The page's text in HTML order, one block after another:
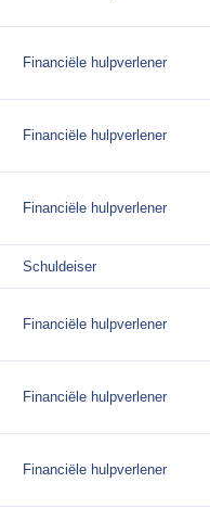
Financiële hulpverlener
Financiële hulpverlener
Financiële hulpverlener
Schuldeiser
Financiële hulpverlener
Financiële hulpverlener
Financiële hulpverlener